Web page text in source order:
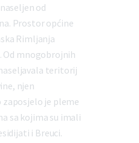
od
Prostor općine
Rimljanja
Od mnogobrojnih
teritorij
njen
je pleme
sa kojima su imali
i Breuci.